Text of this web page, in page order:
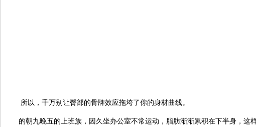
所以，千万别让臀部的骨牌效应拖垮了你的身材曲线。
的朝九晚五的上班族，因久坐办公室不常运动，脂肪渐渐累积在下半身，这